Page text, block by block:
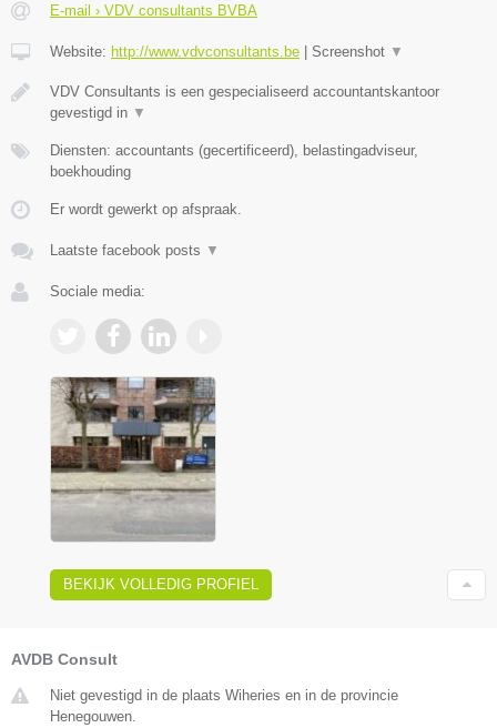
E-mail › VDV consultants BVBA
Website: http://www.vdvconsultants.be | Screenshot ▼
VDV Consultants is een gespecialiseerd accountantskantoor
gevestigd in ▼
Diensten: accountants (gecertificeerd), belastingadviseur,
boekhouding
Er wordt gewerkt op afspraak.
Laatste facebook posts ▼
Sociale media:
BEKIJK VOLLEDIG PROFIEL
AVDB Consult
Niet gevestigd in de plaats Wiheries en in de provincie
Henegouwen.